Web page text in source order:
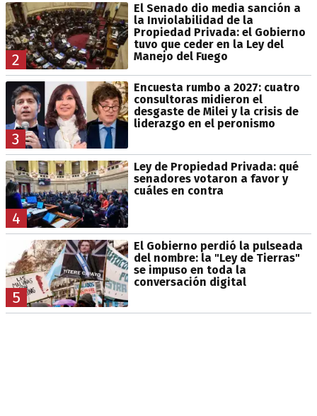
2
El Senado dio media sanción a
la Inviolabilidad de la
Propiedad Privada: el Gobierno
tuvo que ceder en la Ley del
Manejo del Fuego
3
Encuesta rumbo a 2027: cuatro
consultoras midieron el
desgaste de Milei y la crisis de
liderazgo en el peronismo
4
Ley de Propiedad Privada: qué
senadores votaron a favor y
cuáles en contra
5
El Gobierno perdió la pulseada
del nombre: la "Ley de Tierras"
se impuso en toda la
conversación digital